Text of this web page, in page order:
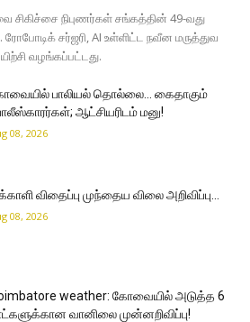
சிகிச்சை நிபுணர்கள் சங்கத்தின் 49-வது
சர்ஜரி, AI உள்ளிட்ட நவீன மருத்துவ
வழங்கப்பட்டது.
பாலியல் தொல்லை… கைதாகும்
ஆட்சியரிடம் மனு!
08, 2026
விதைப்பு முந்தைய விலை அறிவிப்பு…
08, 2026
weather: கோவையில் அடுத்த 6
வானிலை முன்னறிவிப்பு!